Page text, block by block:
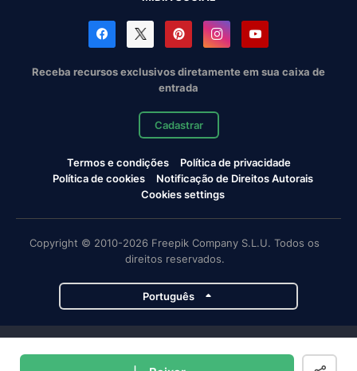
Receba recursos exclusivos diretamente em sua caixa de
entrada
Cadastrar
Termos e condições
Política de privacidade
Política de cookies
Notificação de Direitos Autorais
Cookies settings
Copyright © 2010-2026 Freepik Company S.L.U. Todos os
direitos reservados.
Português